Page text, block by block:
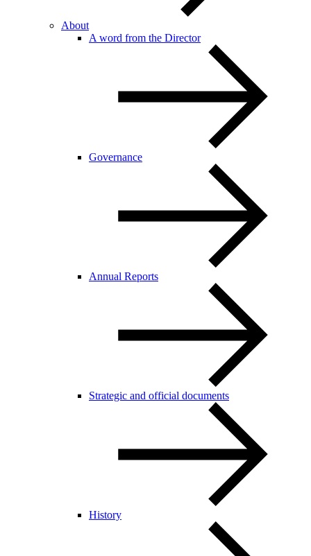
About
A word from the Director
Governance
Annual Reports
Strategic and official documents
History